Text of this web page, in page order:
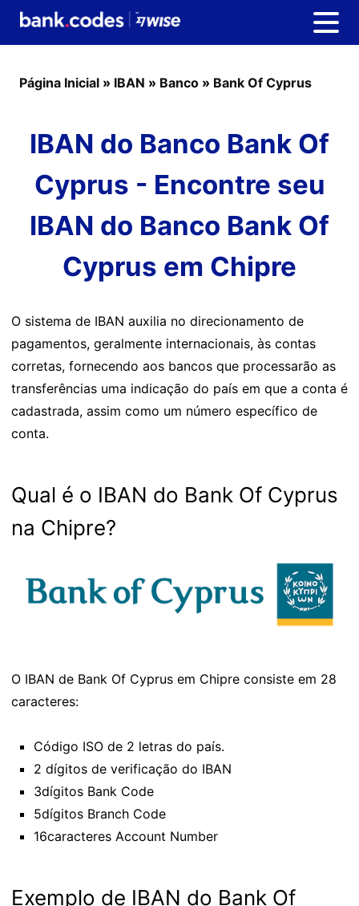
Página Inicial » IBAN » Banco » Bank Of Cyprus
IBAN do Banco Bank Of
Cyprus - Encontre seu
IBAN do Banco Bank Of
Cyprus em Chipre
O sistema de IBAN auxilia no direcionamento de
pagamentos, geralmente internacionais, às contas
corretas, fornecendo aos bancos que processarão as
transferências uma indicação do país em que a conta é
cadastrada, assim como um número específico de
conta.
Qual é o IBAN do Bank Of Cyprus
na Chipre?
O IBAN de Bank Of Cyprus em Chipre consiste em 28
caracteres:
Código ISO de 2 letras do país.
2 dígitos de verificação do IBAN
3dígitos Bank Code
5dígitos Branch Code
16caracteres Account Number
Exemplo de IBAN do Bank Of